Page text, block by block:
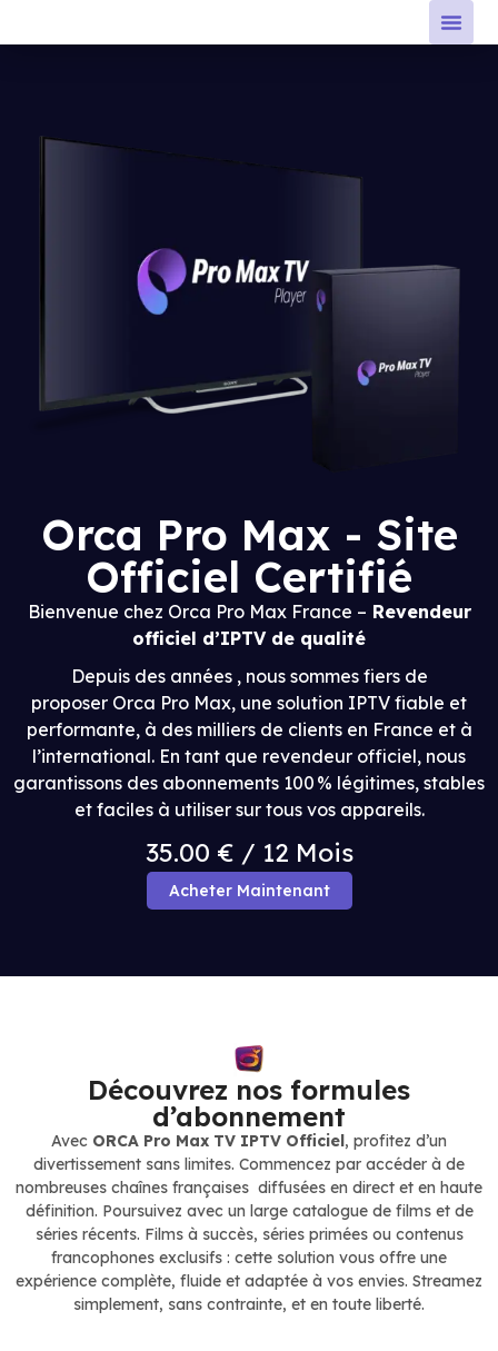
Orca Pro Max - Site
Officiel Certifié
Bienvenue chez Orca Pro Max France – Revendeur
officiel d’IPTV de qualité
Depuis des années , nous sommes fiers de
proposer Orca Pro Max, une solution IPTV fiable et
performante, à des milliers de clients en France et à
l’international. En tant que revendeur officiel, nous
garantissons des abonnements 100 % légitimes, stables
et faciles à utiliser sur tous vos appareils.
35.00 € / 12 Mois
Acheter Maintenant
Découvrez nos formules
d’abonnement
Avec ORCA Pro Max TV IPTV Officiel , profitez d’un
divertissement sans limites. Commencez par accéder à de
nombreuses chaînes françaises diffusées en direct et en haute
définition. Poursuivez avec un large catalogue de films et de
séries récents. Films à succès, séries primées ou contenus
francophones exclusifs : cette solution vous offre une
expérience complète, fluide et adaptée à vos envies. Streamez
simplement, sans contrainte, et en toute liberté.